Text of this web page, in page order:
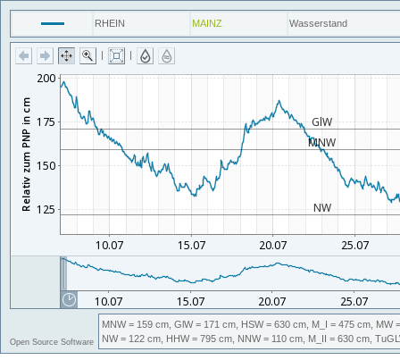
RHEIN MAINZ Wasserstand
| |
Open Source Software
MNW= 159 cm, GlW= 171 cm, HSW= 630 cm, M_I = 475 cm, MW
NW= 122 cm, HHW= 795 cm, NNW= 110 cm, M_II = 630 cm,